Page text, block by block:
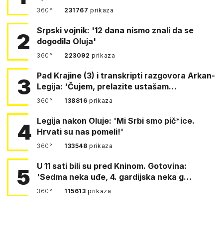
360° 231767prikaza
2
Srpski vojnik: '12 dana nismo znali da se
dogodila Oluja'
360° 223092prikaza
3
Pad Krajine (3) i transkripti razgovora Arkan-
Legija: 'Čujem, prelazite ustašam…
360° 138816prikaza
4 Legija nakon Oluje: 'Mi Srbi smo pič*ice.
Hrvati su nas pomeli!'
360° 133548prikaza
5
U 11 sati bili su pred Kninom. Gotovina:
'Sedma neka uđe, 4. gardijska neka g…
360° 115613prikaza